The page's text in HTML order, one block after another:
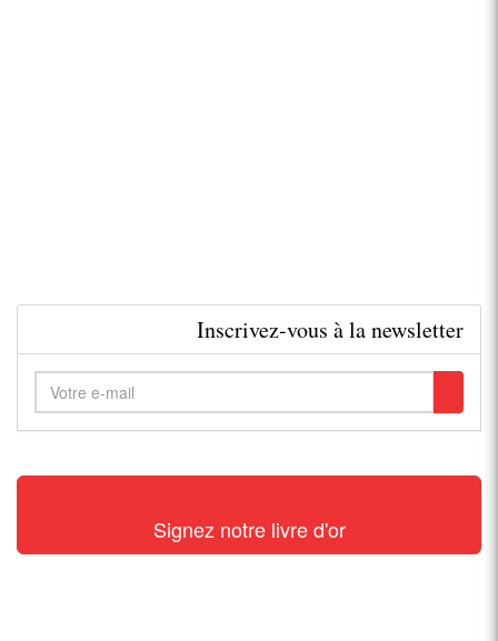
Inscrivez-vous à la newsletter
Signez notre livre d'or